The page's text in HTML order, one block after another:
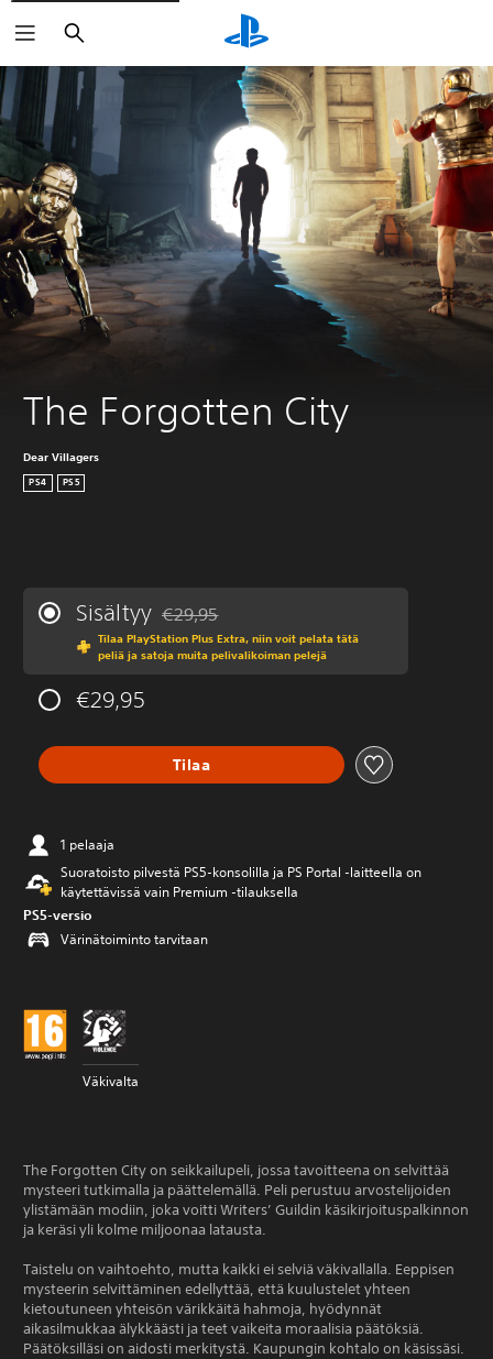
Haku
The Forgotten City
Dear Villagers
PS4 PS5
Sisältyy Alennettu alkuperäisestä hinnasta €29,95
€29,95
Tilaa PlayStation Plus Extra, niin voit pelata tätä
peliä ja satoja muita pelivalikoiman pelejä
€29,95
Tilaa
1 pelaaja
Suoratoisto pilvestä PS5-konsolilla ja PS Portal ‑laitteella on
käytettävissä vain Premium ‑tilauksella
PS5-versio
Värinätoiminto tarvitaan
Väkivalta
The Forgotten City on seikkailupeli, jossa tavoitteena on selvittää
mysteeri tutkimalla ja päättelemällä. Peli perustuu arvostelijoiden
ylistämään modiin, joka voitti Writers’ Guildin käsikirjoituspalkinnon
ja keräsi yli kolme miljoonaa latausta.
Taistelu on vaihtoehto, mutta kaikki ei selviä väkivallalla. Eeppisen
mysteerin selvittäminen edellyttää, että kuulustelet yhteen
kietoutuneen yhteisön värikkäitä hahmoja, hyödynnät
aikasilmukkaa älykkäästi ja teet vaikeita moraalisia päätöksiä.
Päätöksilläsi on aidosti merkitystä. Kaupungin kohtalo on käsissäsi.